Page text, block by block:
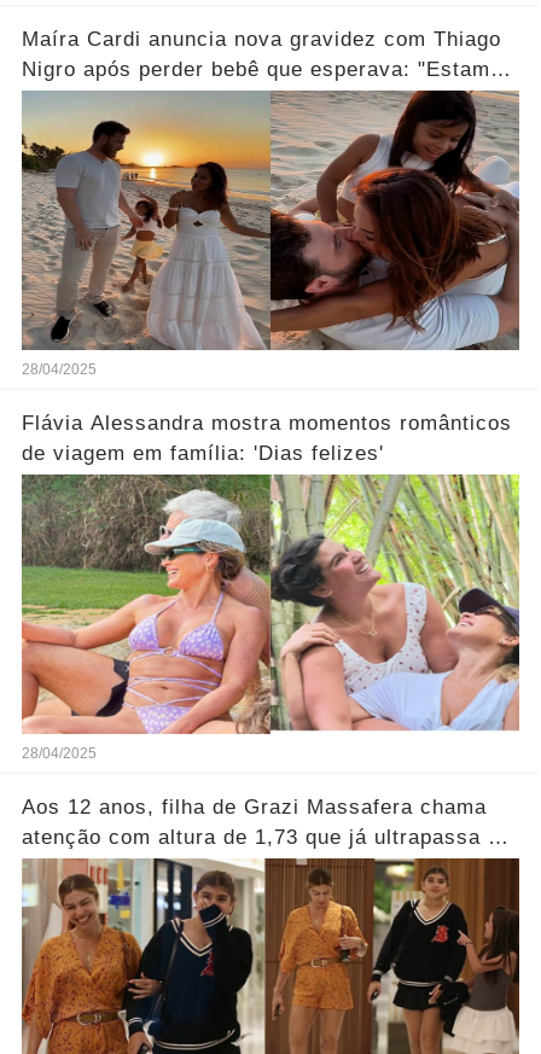
Maíra Cardi anuncia nova gravidez com Thiago
Nigro após perder bebê que esperava: "Estamos
28/04/2025
Flávia Alessandra mostra momentos românticos
de viagem em família: 'Dias felizes'
28/04/2025
Aos 12 anos, filha de Grazi Massafera chama
atenção com altura de 1,73 que já ultrapassa a
altura da mãe